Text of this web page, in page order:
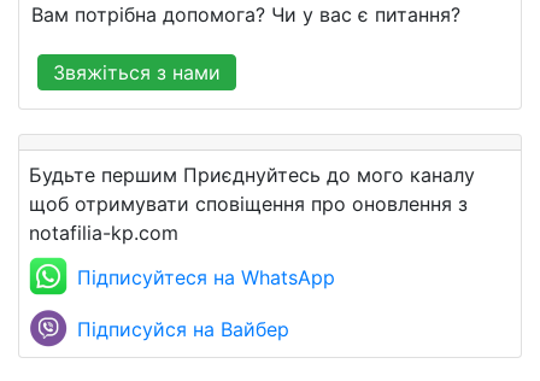
Вам потрібна допомога? Чи у вас є питання?
Звяжіться з нами
Будьте першим Приєднуйтесь до мого каналу
щоб отримувати сповіщення про оновлення з
notafilia-kp.com
Підписуйтеся на WhatsApp
Підписуйся на Вайбер